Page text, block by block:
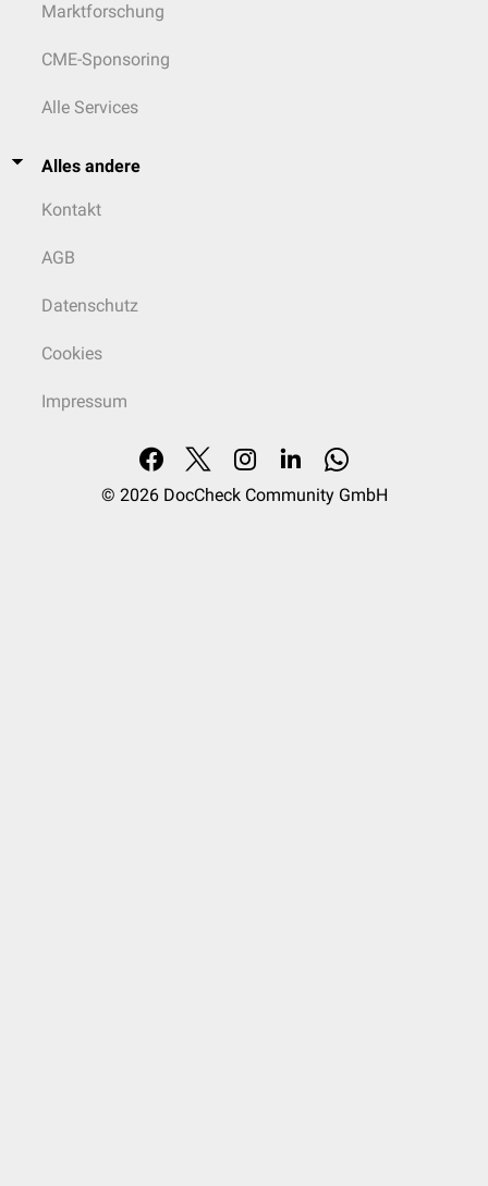
Marktforschung
CME-Sponsoring
Alle Services
Alles andere
Kontakt
AGB
Datenschutz
Cookies
Impressum
© 2026 DocCheck Community GmbH